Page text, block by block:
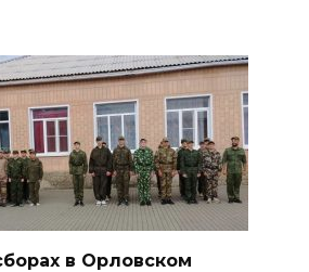
в Орловском